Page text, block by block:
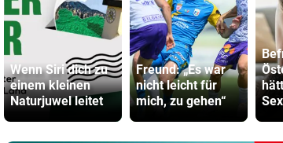
Wenn Siri dich zu
einem kleinen
Naturjuwel leitet
Freund: „Es war
nicht leicht für
mich, zu gehen“
Sex